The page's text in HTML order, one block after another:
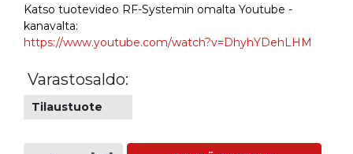
Katso tuotevideo RF-Systemin omalta Youtube -
kanavalta:
https://www.youtube.com/watch?v=DhyhYDehLHM
Varastosaldo:
Tilaustuote